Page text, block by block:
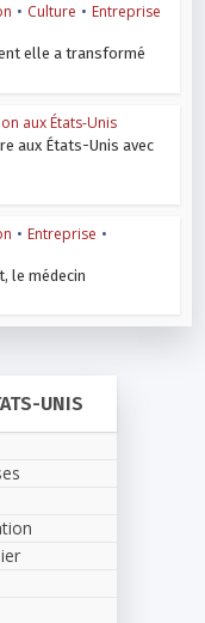
• Culture • Entreprise
elle a transformé
aux États-Unis
aux États-Unis avec
• Entreprise •
le médecin
UNIS